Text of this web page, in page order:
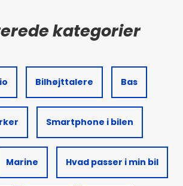
Bilhøjttalere Bas
Smartphone i bilen
Marine Hvad passer i min bil